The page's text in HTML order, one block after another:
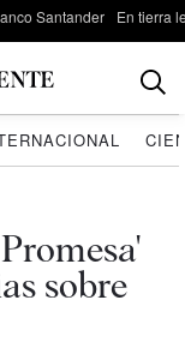
Santander En tierra
sobre